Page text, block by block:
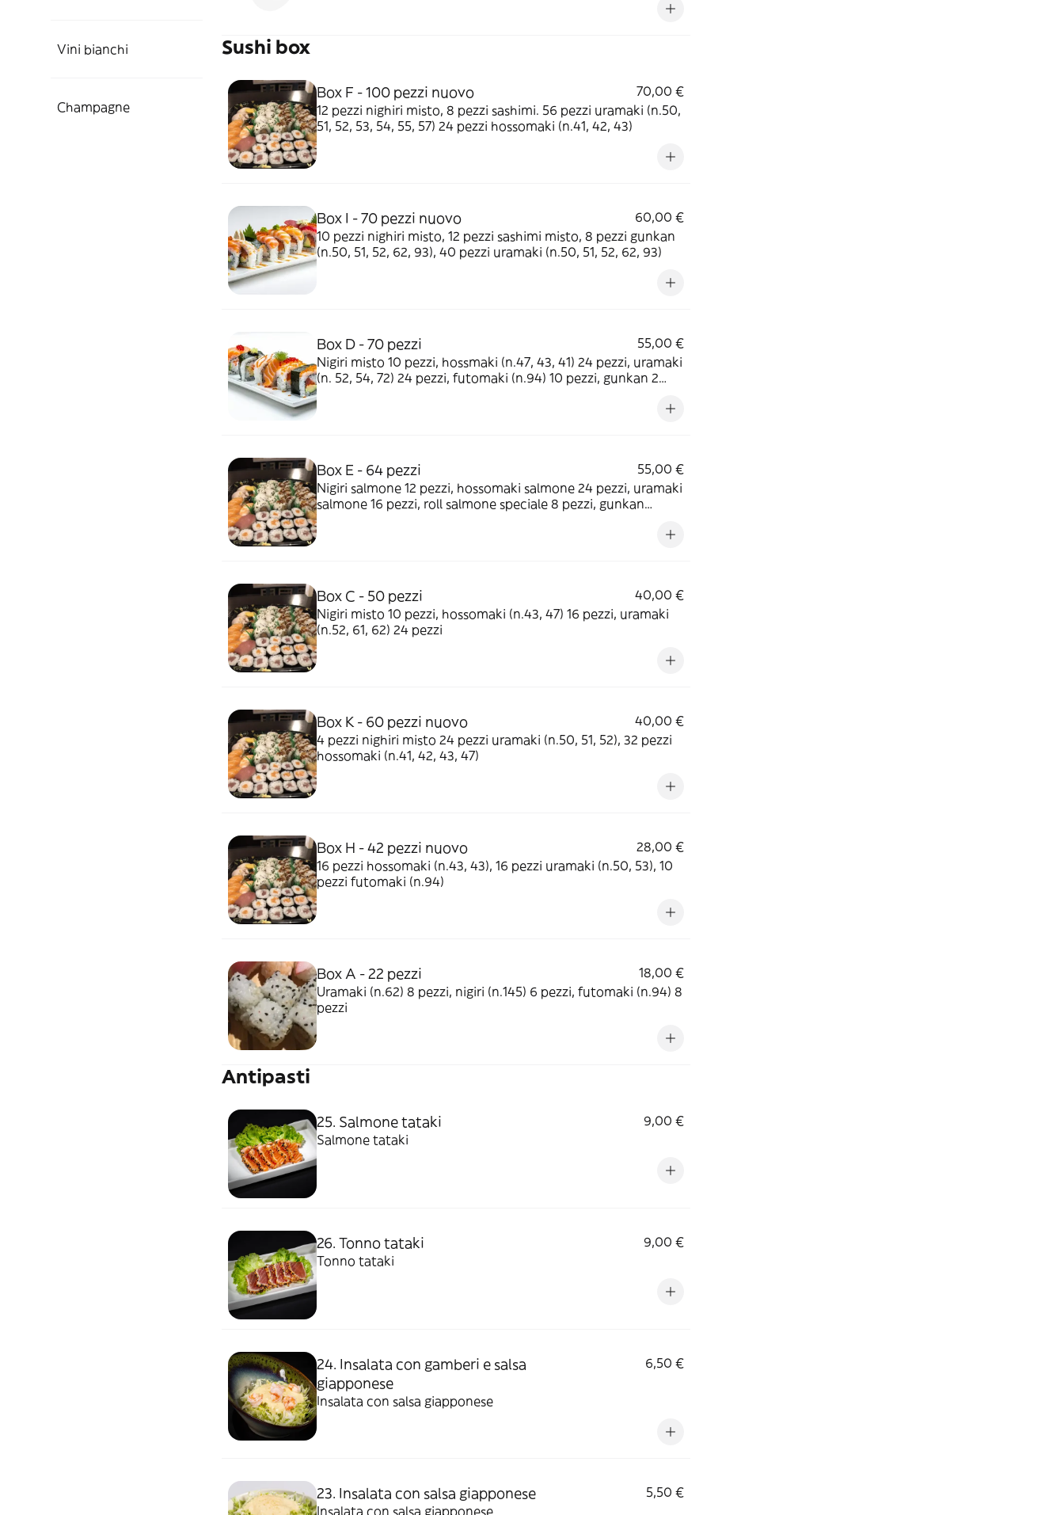
Vini bianchi
Champagne
Sushi box
Box F - 100 pezzi nuovo
70,00 €
12 pezzi nighiri misto, 8 pezzi sashimi. 56 pezzi uramaki (n.50,
51, 52, 53, 54, 55, 57) 24 pezzi hossomaki (n.41, 42, 43)
Box I - 70 pezzi nuovo
60,00 €
10 pezzi nighiri misto, 12 pezzi sashimi misto, 8 pezzi gunkan
(n.50, 51, 52, 62, 93), 40 pezzi uramaki (n.50, 51, 52, 62, 93)
Box D - 70 pezzi
55,00 €
Nigiri misto 10 pezzi, hossmaki (n.47, 43, 41) 24 pezzi, uramaki
(n. 52, 54, 72) 24 pezzi, futomaki (n.94) 10 pezzi, gunkan 2
Box E - 64 pezzi
55,00 €
Nigiri salmone 12 pezzi, hossomaki salmone 24 pezzi, uramaki
salmone 16 pezzi, roll salmone speciale 8 pezzi, gunkan
Box C - 50 pezzi
40,00 €
Nigiri misto 10 pezzi, hossomaki (n.43, 47) 16 pezzi, uramaki
(n.52, 61, 62) 24 pezzi
Box K - 60 pezzi nuovo
40,00 €
4 pezzi nighiri misto 24 pezzi uramaki (n.50, 51, 52), 32 pezzi
hossomaki (n.41, 42, 43, 47)
Box H - 42 pezzi nuovo
28,00 €
16 pezzi hossomaki (n.43, 43), 16 pezzi uramaki (n.50, 53), 10
pezzi futomaki (n.94)
Box A - 22 pezzi
18,00 €
Uramaki (n.62) 8 pezzi, nigiri (n.145) 6 pezzi, futomaki (n.94) 8
pezzi
Antipasti
25. Salmone tataki
9,00 €
Salmone tataki
26. Tonno tataki
9,00 €
Tonno tataki
24. Insalata con gamberi e salsa
giapponese
6,50 €
Insalata con salsa giapponese
23. Insalata con salsa giapponese
5,50 €
Insalata con salsa giapponese